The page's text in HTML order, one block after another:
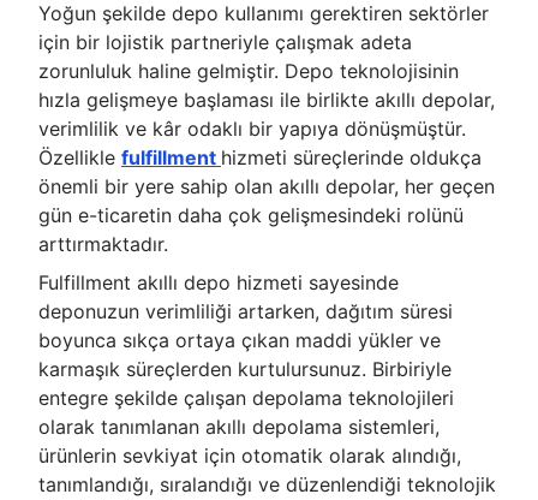
Yoğun şekilde depo kullanımı gerektiren sektörler
için bir lojistik partneriyle çalışmak adeta
zorunluluk haline gelmiştir. Depo teknolojisinin
hızla gelişmeye başlaması ile birlikte akıllı depolar,
verimlilik ve kâr odaklı bir yapıya dönüşmüştür.
Özellikle fulfillment hizmeti süreçlerinde oldukça
önemli bir yere sahip olan akıllı depolar, her geçen
gün e-ticaretin daha çok gelişmesindeki rolünü
arttırmaktadır.
Fulfillment akıllı depo hizmeti sayesinde
deponuzun verimliliği artarken, dağıtım süresi
boyunca sıkça ortaya çıkan maddi yükler ve
karmaşık süreçlerden kurtulursunuz. Birbiriyle
entegre şekilde çalışan depolama teknolojileri
olarak tanımlanan akıllı depolama sistemleri,
ürünlerin sevkiyat için otomatik olarak alındığı,
tanımlandığı, sıralandığı ve düzenlendiği teknolojik